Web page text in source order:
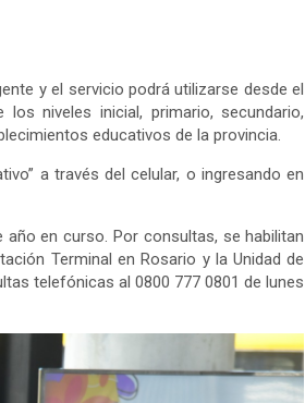
y el servicio podrá utilizarse desde el
niveles inicial, primario, secundario,
educativos de la provincia.
a través del celular, o ingresando en
en curso. Por consultas, se habilitan
Terminal en Rosario y la Unidad de
telefónicas al 0800 777 0801 de lunes